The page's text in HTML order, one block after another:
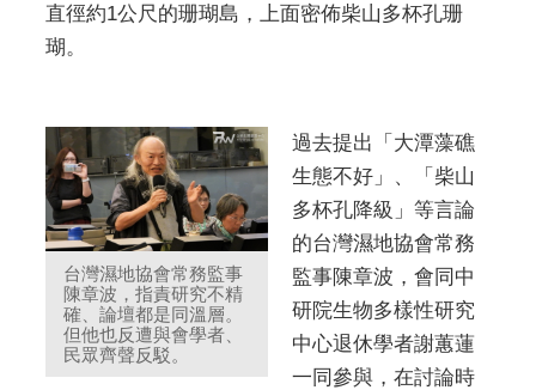
直徑約1公尺的珊瑚島，上面密佈柴山多杯孔珊
瑚。
台灣濕地協會常務監事
陳章波，指責研究不精
確、論壇都是同溫層。
但他也反遭與會學者、
民眾齊聲反駁。
過去提出「大潭藻礁
生態不好」、「柴山
多杯孔降級」等言論
的台灣濕地協會常務
監事陳章波，會同中
研院生物多樣性研究
中心退休學者謝蕙蓮
一同參與，在討論時